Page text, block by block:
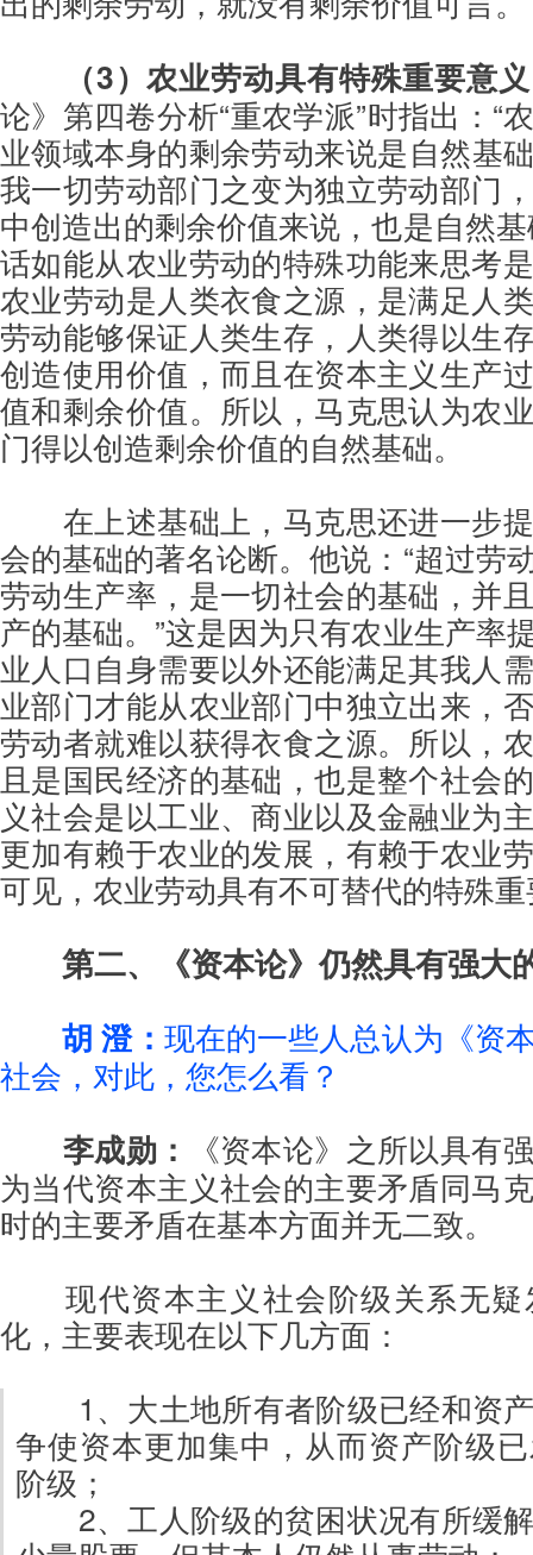
（3）农业劳动具有特殊重要意
论》第四卷分析“重农学派”时指出：“
业领域本身的剩余劳动来说是自然
我一切劳动部门之变为独立劳动部门
中创造出的剩余价值来说，也是自然
话如能从农业劳动的特殊功能来思考
农业劳动是人类衣食之源，是满足人
劳动能够保证人类生存，人类得以生
创造使用价值，而且在资本主义生产
值和剩余价值。所以，马克思认为农
门得以创造剩余价值的自然基础。
在上述基础上，马克思还进一步
会的基础的著名论断。他说：“超过劳
劳动生产率，是一切社会的基础，并
产的基础。”这是因为只有农业生产率
业人口自身需要以外还能满足其我人
业部门才能从农业部门中独立出来，
劳动者就难以获得衣食之源。所以，
且是国民经济的基础，也是整个社会
义社会是以工业、商业以及金融业为
更加有赖于农业的发展，有赖于农业
可见，农业劳动具有不可替代的特殊
第二、《资本论》仍然具有强大
胡 澄： 现在的一些人总认为《资
社会，对此，您怎么看？
李成勋：
《资本论》之所以具有
为当代资本主义社会的主要矛盾同马
时的主要矛盾在基本方面并无二致。
现代资本主义社会阶级关系无
化，主要表现在以下几方面：
1、大土地所有者阶级已经和资
争使资本更加集中，从而资产阶级
阶级；
2、工人阶级的贫困状况有所缓